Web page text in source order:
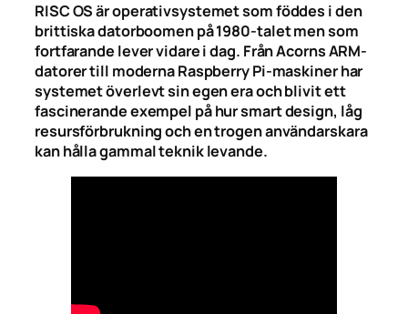
RISC OS är operativsystemet som föddes i den
brittiska datorboomen på 1980-talet men som
fortfarande lever vidare i dag. Från Acorns ARM-
datorer till moderna Raspberry Pi-maskiner har
systemet överlevt sin egen era och blivit ett
fascinerande exempel på hur smart design, låg
resursförbrukning och en trogen användarskara
kan hålla gammal teknik levande.